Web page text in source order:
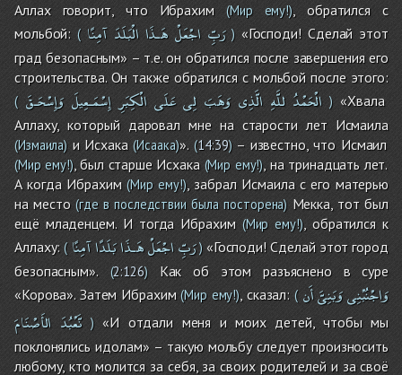
Аллах говорит, что Ибрахим(Мир ему!), обратился с
мольбой: ( رَبِّ اجْعَلْ هَـذَا الْبَلَدَ آمِنًا )«Господи! Сделай этот
град безопасным» – т.е. он обратился после завершения его
строительства. Он также обратился с мольбой после этого:
( الْحَمْدُ للَّهِ الَّذِى وَهَبَ لِى عَلَى الْكِبَرِ إِسْمَـعِيلَ وَإِسْحَـقَ ) «Хвала
Аллаху, который даровал мне на старости лет Исмаила
(Измаила) и Исхака(Исаака)».(14:39)– известно, что Исмаил
(Мир ему!), был старше Исхака(Мир ему!), на тринадцать лет.
А когда Ибрахим(Мир ему!), забрал Исмаила с его матерью
на место(где в последствии была посторена) Мекка, тот был
ещё младенцем. И тогда Ибрахим(Мир ему!), обратился к
Аллаху: ( رَبِّاجْعَلْهَـذَابَلَدًاآمِنًا )«Господи! Сделай этот город
безопасным».(2:126)Как об этом разъяснено в суре
«Корова». Затем Ибрахим(Мир ему!), сказал: ( وَاجْنُبْنِىوَبَنِىَّأَن
نَّعْبُدَ الأَصْنَامَ )«И отдали меня и моих детей, чтобы мы
поклонялись идолам» – такую мольбу следует произносить
любому, кто молится за себя, за своих родителей и за своё